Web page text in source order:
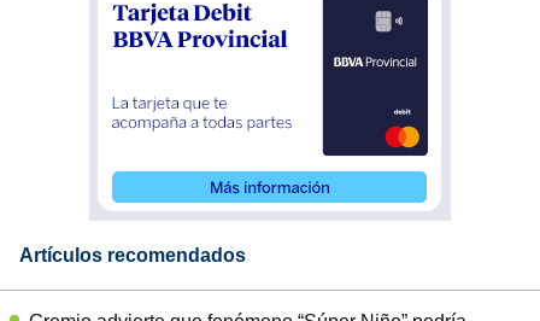
Artículos recomendados